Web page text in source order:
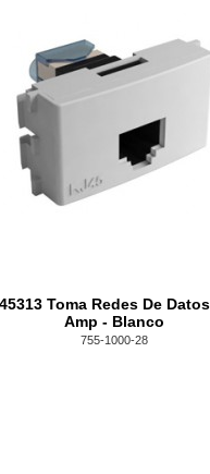
Toma Redes De
Amp - Blanco
755-1000-28